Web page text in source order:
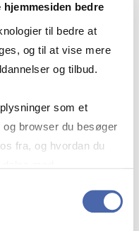
bedre
til bedre at
og til at vise mere
og tilbud.
som et
browser du besøger
fra, og hvordan du
- og kan altid trække
fi­lo­so­fi
verden.
og samfund